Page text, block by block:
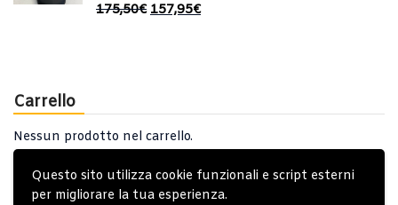
Questo sito utilizza cookie funzionali e script esterni
per migliorare la tua esperienza.
175,50€ 157,95€
Carrello
Nessun prodotto nel carrello.